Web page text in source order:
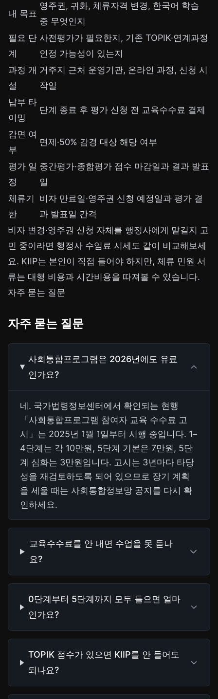
내 목표
영주권, 귀화, 체류자격 변경, 한국어 학습
중 무엇인지
필요 단
계
사전평가가 필요한지, 기존 TOPIK·연계과정
인정 가능성이 있는지
과정 개
설
거주지 근처 운영기관, 온라인 과정, 신청 시
작일
납부 타
이밍
단계 종료 후 평가 신청 전 교육수수료 결제
감면 여
부
면제·50% 감경 대상 해당 여부
평가 일
정
중간평가·종합평가 접수 마감일과 결과 발표
일
체류기
한
비자 만료일·영주권 신청 예정일과 평가 결
과 발표일 간격
비자 변경·영주권 신청 자체를 행정사에게 맡길지 고
민 중이라면 행정사 수임료 시세도 같이 비교해보세
요. KIIP는 본인이 직접 들어야 하지만, 체류 민원 서
류는 대행 비용과 시간비용을 따져볼 수 있습니다.
자주 묻는 질문
자주 묻는 질문
사회통합프로그램은 2026년에도 유료
인가요?
네. 국가법령정보센터에서 확인되는 현행
「사회통합프로그램 참여자 교육 수수료 고
시」는 2025년 1월 1일부터 시행 중입니다. 1–
4단계는 각 10만원, 5단계 기본은 7만원, 5단
계 심화는 3만원입니다. 고시는 3년마다 타당
성을 재검토하도록 되어 있으므로 장기 계획
을 세울 때는 사회통합정보망 공지를 다시 확
인하세요.
교육수수료를 안 내면 수업을 못 듣나
요?
0단계부터 5단계까지 모두 들으면 얼마
인가요?
TOPIK 점수가 있으면 KIIP를 안 들어도
되나요?